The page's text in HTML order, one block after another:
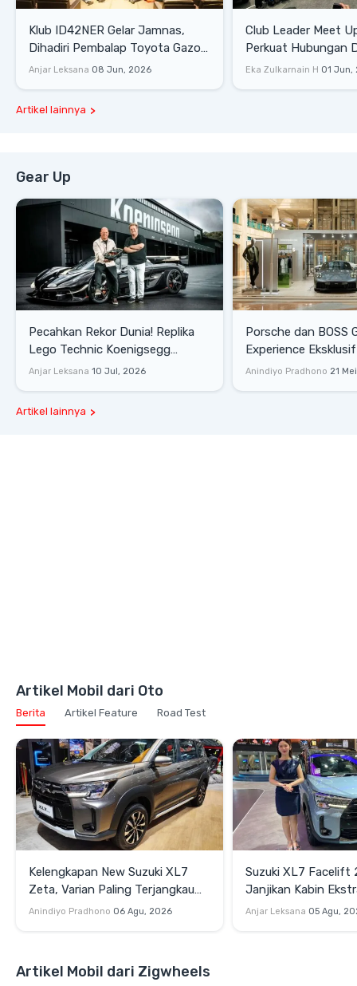
Klub ID42NER Gelar Jamnas,
Dihadiri Pembalap Toyota Gazoo
Racing
Anjar Leksana 08 Jun, 2026
Club Leader Meet
Perkuat Hubungan
Dengan Komunitas
Eka Zulkarnain H 01 Jun,
Artikel lainnya
Gear Up
Pecahkan Rekor Dunia! Replika
Lego Technic Koenigsegg
Sadair's Spear Ukuran Asli Sukses
Anjar Leksana 10 Jul, 2026
Porsche dan BOSS
Experience
Senayan, Hadirkan
Anindiyo Pradhono 21
Artikel lainnya
Artikel Mobil dari Oto
Berita Artikel Feature Road Test
Kelengkapan New Suzuki XL7
Zeta, Varian Paling Terjangkau
yang Layak Dilirik
Anindiyo Pradhono 06 Agu, 2026
Suzuki XL7 Facelift
Janjikan Kabin
dan Perangkat
Anjar Leksana 05 Agu,
Artikel Mobil dari Zigwheels